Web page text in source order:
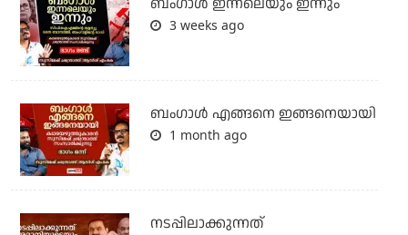
3 weeks ago
ബം​ഗാൾ എങ്ങനെ ഇങ്ങനെയായി
1 month ago
നടപ്പിലാക്കുന്നത്